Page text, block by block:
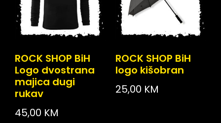
ROCK SHOP BiH
Logo dvostrana
majica dugi
rukav
45,00 KM
ROCK SHOP BiH
logo kišobran
25,00 KM